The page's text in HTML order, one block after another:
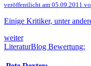
veröffentlicht am 05.09.2011
Einige Kritiker, unter
weiter
LiteraturBlog Bewertung: